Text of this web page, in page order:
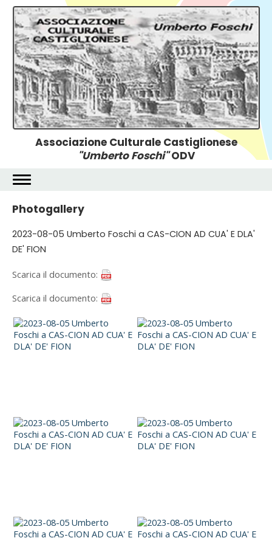
Associazione Culturale Castiglionese
"Umberto Foschi"ODV
Photogallery
2023-08-05 Umberto Foschi a CAS-CION AD CUA' E DLA'
DE' FION
Scarica il documento:
Scarica il documento: